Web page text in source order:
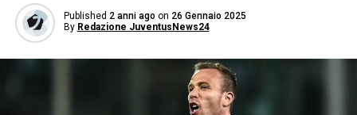
Published 2 anni ago on 26 Gennaio 2025
By Redazione JuventusNews24